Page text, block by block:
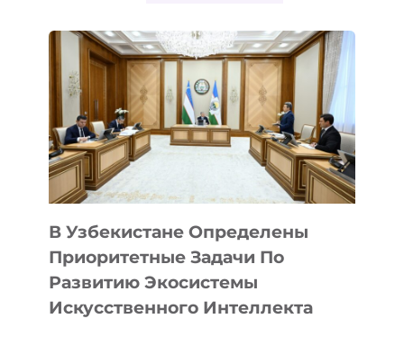
В Узбекистане Определены
Приоритетные Задачи По
Развитию Экосистемы
Искусственного Интеллекта